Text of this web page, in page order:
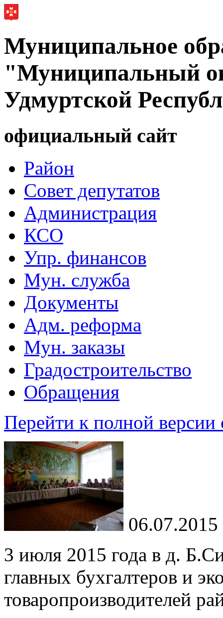
Муниципальное
"Муниципальный
Удмуртской
официальный сайт
Район
Совет депутатов
Администрация
КСО
Упр. финансов
Мун. служба
Документы
Адм. реформа
Мун. заказы
Градостроительство
Обращения
Перейти к полной версии
06.07.2015
3 июля 2015 года в д.
главных бухгалтеров и
товаропроизводителей